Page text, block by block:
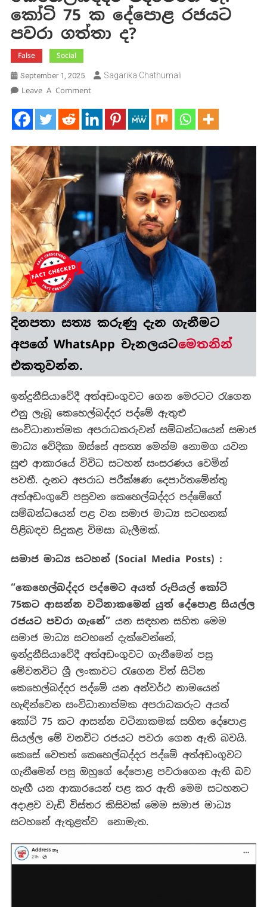
කෝටි 75 ක දේපොළ රජයට
පවරා ගත්තා ද?
False Social
September 1, 2025 Sagarika Chathumali
Leave A CommentOn
පද්මේගේ
රු.
කෝටි
රජයට
පවරා
ගත්තා
ද?
දිනපතා සත්‍ය කරුණුදැන ගැනීමට
අපගේ WhatsApp චැනලයටමෙතනින්
එකතුවන්න.
ඉන්දුනීසියාවේදී අත්අඩංගුවට ගෙන මෙරටට රැගෙන
එනු ලැබූ කෙහෙල්බද්දර පද්මේ ඇතුළු
සංවිධානාත්මක අපරාධකරුවන් සම්බන්ධයෙන් සමාජ
මාධ්‍ය වේදිකා ඔස්සේ අසත්‍ය මෙන්ම නොමග යවන
සුළු ආකාරයේ විවිධ සටහන් සංසරණය වෙමින්
පවතී. දැනට අපරාධ පරීක්ෂණ දෙපාර්තමේන්තු
අත්අඩංගුවේ පසුවන කෙහෙල්බද්දර පද්මේගේ
සම්බන්ධයෙන් පළ වන සමාජ මාධ්‍ය සටහනක්
පිළිබඳව සිදුකළ විමසා බැලීමක්.
සමාජ මාධ්‍ය සටහන්(Social Media Posts) :
“කෙහෙල්බද්දර පද්මෙට අයත් රුපියල් කෝටි
75කට ආසන්න වටිනාකමෙන් යුත් දේපොළ සියල්ල
රජයට පවරා ගැනේ”යන සඳහන සහිත මෙම
සමාජ මාධ්‍ය සටහනේ දැක්වෙන්නේ,
ඉන්දුනීසියාවේදී අත්අඩංගුවට ගැනීමෙන් පසු
මේවනවිට ශ්‍රී ලංකාවට රැගෙන විත් සිටින
කෙහෙල්බද්දර පද්මේ යන අන්වර්ථ නාමයෙන්
හැඳින්වෙන සංවිධානාත්මක අපරාධකරුට අයත්
කෝටි 75 කට ආසන්න වටිනාකමක් සහිත දේපොළ
සියල්ල මේ වනවිට රජයට පවරා ගෙන ඇති බවයි.
කෙසේ වෙතත් කෙහෙල්බද්දර පද්මේ අත්අඩංගුවට
ගැනීමෙන් පසු ඔහුගේ දේපොළ පවරාගෙන ඇති බව
හැඟී යන ආකාරයෙන් පළ කර ඇති මෙම සටහනට
අදාළව වැඩි විස්තර කිසිවක් මෙම සමාජ මාධ්‍ය
සටහනේ ඇතුළත්ව නොමැත.